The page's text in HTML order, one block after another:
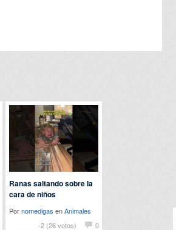
-2 (26 votos)
0
Ranas saltando sobre la
cara de niños
Pornomedigas enAnimales